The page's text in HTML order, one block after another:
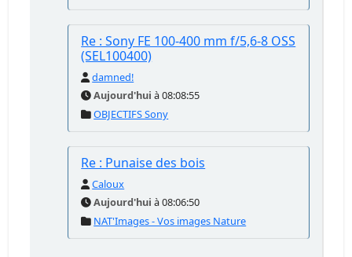
Re : Sony FE 100-400 mm f/5,6-8 OSS
(SEL100400)
damned!
Aujourd'hui à 08:08:55
OBJECTIFS Sony
Re : Punaise des bois
Caloux
Aujourd'hui à 08:06:50
NAT'Images - Vos images Nature